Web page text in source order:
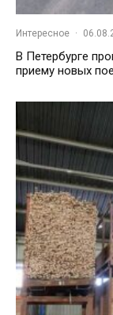
Интересное ·
В Петербурге
приему новых